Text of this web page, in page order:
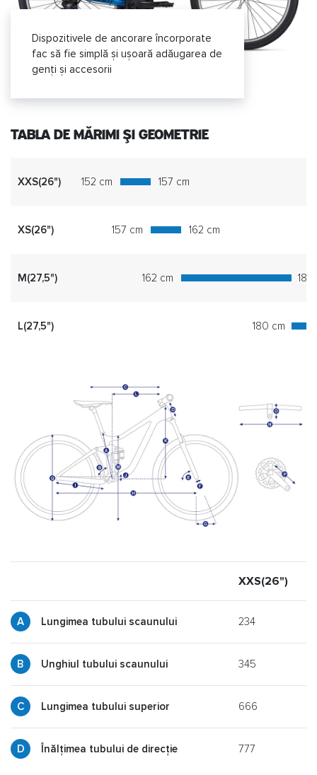
Dispozitivele de ancorare încorporate
fac să fie simplă și ușoară adăugarea de
genți și accesorii
TABLA DE MĂRIMI ȘI GEOMETRIE
XXS(26") 152 cm 157 cm
XS(26") 157 cm 162 cm
M(27,5") 162 cm 180
L(27,5") 180 cm
XXS(26")
Lungimea tubului scaunului 234
Unghiul tubului scaunului 345
Lungimea tubului superior 666
Înălțimea tubului de direcție 777